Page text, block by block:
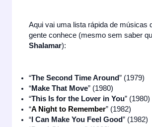
Aqui vai uma lista rápida de músicas
gente conhece (mesmo sem saber
Shalamar):
“The Second Time Around” (1979)
“Make That Move” (1980)
“This Is for the Lover in You” (1980)
“A Night to Remember” (1982)
“ I Can Make You Feel Good” (1982)